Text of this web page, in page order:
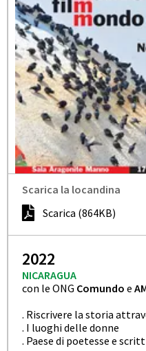
Scarica la locandina
Scarica (864KB)
2022
NICARAGUA
con le ONG Comundo e
. Riscrivere la storia
. I luoghi delle donne
. Paese di poetesse e